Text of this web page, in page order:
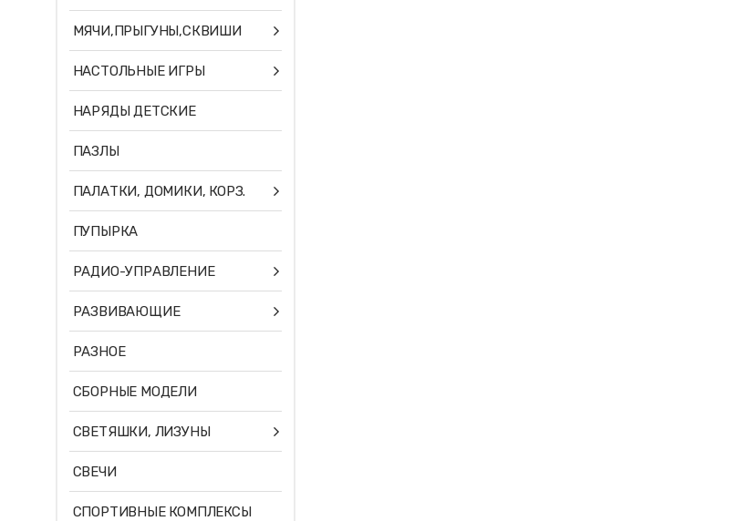
МЯЧИ,ПРЫГУНЫ,СКВИШИ
НАСТОЛЬНЫЕ ИГРЫ
НАРЯДЫ ДЕТСКИЕ
ПАЗЛЫ
ПАЛАТКИ, ДОМИКИ, КОРЗ.
ПУПЫРКА
РАДИО-УПРАВЛЕНИЕ
РАЗВИВАЮЩИЕ
РАЗНОЕ
СБОРНЫЕ МОДЕЛИ
СВЕТЯШКИ, ЛИЗУНЫ
СВЕЧИ
СПОРТИВНЫЕ КОМПЛЕКСЫ